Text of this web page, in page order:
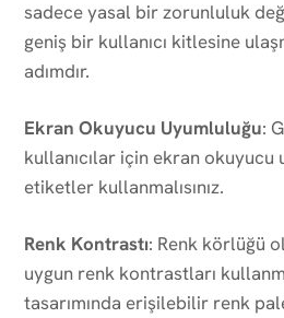
sadece yasal bir zorunluluk
geniş bir kullanıcı kitlesine
adımdır.
Ekran Okuyucu Uyumluluğu:
kullanıcılar için ekran
etiketler kullanmalısınız.
Renk Kontrastı: Renk körlüğü
uygun renk kontrastları
tasarımında erişilebilir renk